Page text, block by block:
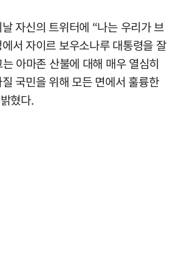
자신의 트위터에 “나는 우리가 브
서 자이르 보우소나루 대통령을 잘
아마존 산불에 대해 매우 열심히
국민을 위해 모든 면에서 훌륭한
혔다.